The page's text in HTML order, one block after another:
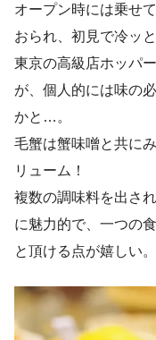
オープン時には乗せ
おられ、初見で冷ッ
東京の高級店ホッパ
が、個人的には味の
かと…。
毛蟹は蟹味噌と共に
リューム！
複数の調味料を出さ
に魅力的で、一つの
と頂ける点が嬉しい。